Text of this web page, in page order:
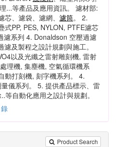
...等產品及應用資訊。 濾材部:
、濾袋、濾網、 濾筒。 2.
式PP, PES, NYLON, PTFE濾芯
濾系列 4. Donaldson 空壓過濾
及製程之設計規劃與施工。
以及光纖之雷射雕刻機, 雷射
理機, 集塵機, 空氣循環機系
動打刻機, 刻字機系列。 4.
儀系列。 5. 提供產品標示、雷
自動化應用之設計與規劃。
Product Search